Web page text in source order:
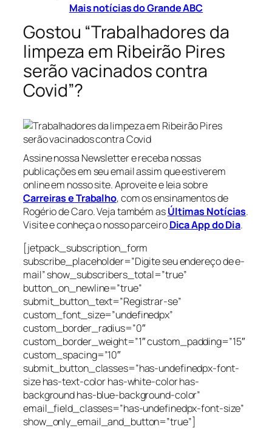
Mais notícias do Grande ABC
Gostou “Trabalhadores da
limpeza em Ribeirão Pires
serão vacinados contra
Covid”?
Assine nossa Newsletter e receba nossas
publicações em seu email assim que estiverem
online em nosso site. Aproveite e leia sobre
Carreiras e Trabalho, com os ensinamentos de
Rogério de Caro. Veja também asÚltimas Notícias.
Visite e conheça o nosso parceiroDica App do Dia.
[jetpack_subscription_form
subscribe_placeholder=”Digite seu endereço de e-
mail” show_subscribers_total=”true”
button_on_newline=”true”
submit_button_text=”Registrar-se”
custom_font_size=”undefinedpx”
custom_border_radius=”0″
custom_border_weight=”1″ custom_padding=”15″
custom_spacing=”10″
submit_button_classes=”has-undefinedpx-font-
size has-text-color has-white-color has-
background has-blue-background-color”
email_field_classes=”has-undefinedpx-font-size”
show_only_email_and_button=”true”]